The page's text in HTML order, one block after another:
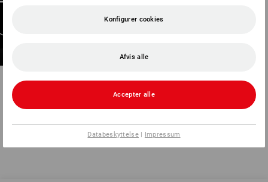
Konfigurer cookies
Afvis alle
Accepter alle
Databeskyttelse| Impressum